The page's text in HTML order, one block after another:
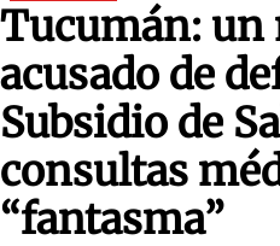
Tucumán: un
acusado de
Subsidio de
consultas
“fantasma”